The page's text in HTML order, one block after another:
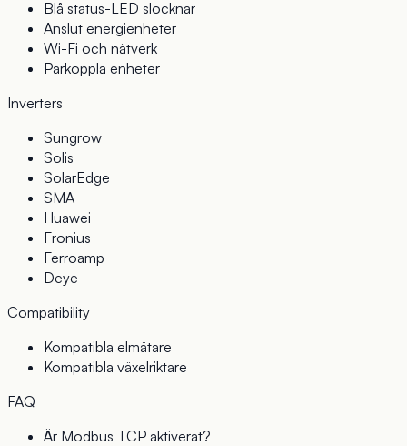
Blå status-LED slocknar
Anslut energienheter
Wi-Fi och nätverk
Parkoppla enheter
Inverters
Sungrow
Solis
SolarEdge
SMA
Huawei
Fronius
Ferroamp
Deye
Compatibility
Kompatibla elmätare
Kompatibla växelriktare
FAQ
Är Modbus TCP aktiverat?